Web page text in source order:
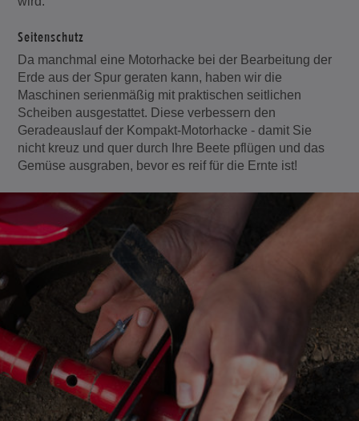
Seitenschutz
Da manchmal eine Motorhacke bei der Bearbeitung der
Erde aus der Spur geraten kann, haben wir die
Maschinen serienmäßig mit praktischen seitlichen
Scheiben ausgestattet. Diese verbessern den
Geradeauslauf der Kompakt-Motorhacke - damit Sie
nicht kreuz und quer durch Ihre Beete pflügen und das
Gemüse ausgraben, bevor es reif für die Ernte ist!